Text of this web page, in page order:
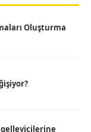
Oluşturma